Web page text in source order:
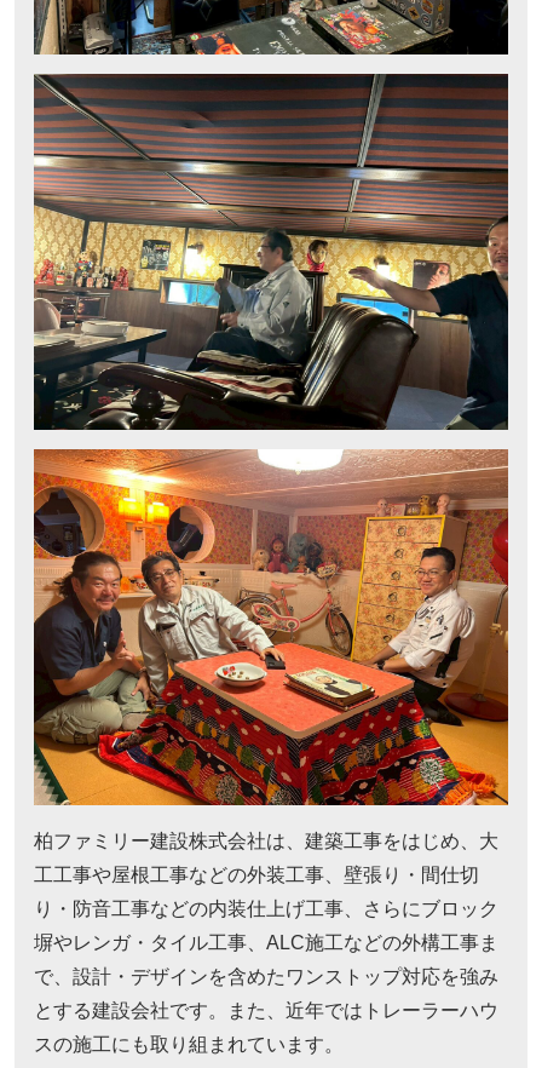
柏ファミリー建設株式会社は、建築工事をはじめ、大
工工事や屋根工事などの外装工事、壁張り・間仕切
り・防音工事などの内装仕上げ工事、さらにブロック
塀やレンガ・タイル工事、ALC施工などの外構工事ま
で、設計・デザインを含めたワンストップ対応を強み
とする建設会社です。また、近年ではトレーラーハウ
スの施工にも取り組まれています。